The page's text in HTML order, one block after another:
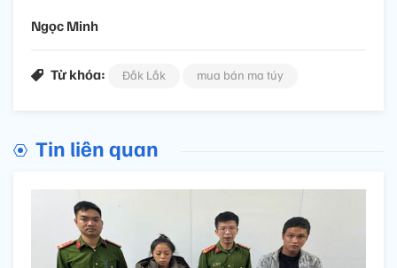
Ngọc Minh
Từ khóa: Đắk Lắk mua bán ma túy
Tin liên quan